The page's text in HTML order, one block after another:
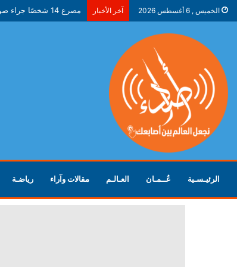
الخميس , 6 أغسطس 2026 آخر الأخبار مصرع 14 شخصًا جراء صواعق برق في ولاية جاركاند الهندية
الرئيـسـية عُــمـان العـالـم مقالات وآراء رياضـة